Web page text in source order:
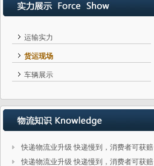
运输实力
货运现场
车辆展示
快递物流业升级 快递慢到，消费者可获赔
快递物流业升级 快递慢到，消费者可获赔